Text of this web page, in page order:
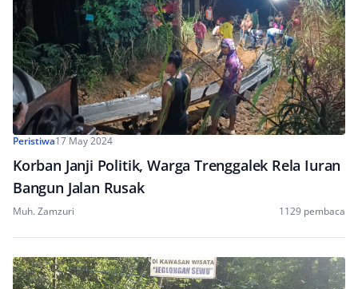
Peristiwa17 May 2024
Korban Janji Politik, Warga Trenggalek Rela Iuran
Bangun Jalan Rusak
Muh. Zamzuri 1129 pembaca